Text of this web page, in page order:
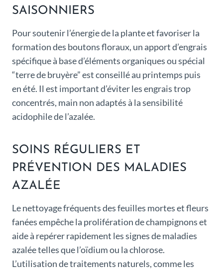
SAISONNIERS
Pour soutenir l’énergie de la plante et favoriser la
formation des boutons floraux, un apport d’engrais
spécifique à base d’éléments organiques ou spécial
“terre de bruyère” est conseillé au printemps puis
en été. Il est important d’éviter les engrais trop
concentrés, main non adaptés à la sensibilité
acidophile de l’azalée.
SOINS RÉGULIERS ET
PRÉVENTION DES MALADIES
AZALÉE
Le nettoyage fréquents des feuilles mortes et fleurs
fanées empêche la prolifération de champignons et
aide à repérer rapidement les signes de maladies
azalée telles que l’oïdium ou la chlorose.
L’utilisation de traitements naturels, comme les